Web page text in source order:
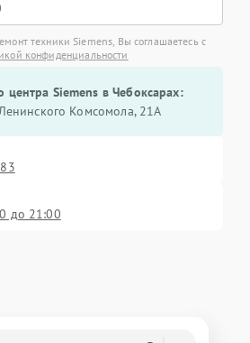
техники Siemens, Вы соглашаетесь с
конфиденциальности
центра Siemens в Чебоксарах:
Комсомола, 21А
до 21:00